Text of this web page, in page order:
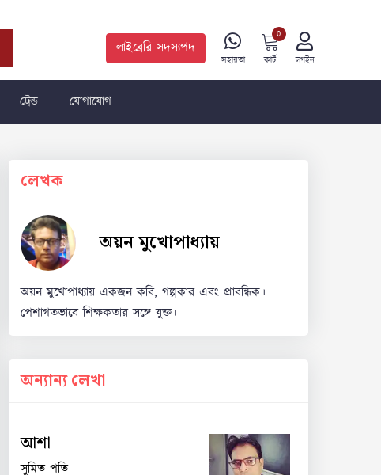
লাইব্রেরি সদস্যপদ
সহায়তা কার্ট
0
লগইন
ট্রেন্ড যোগাযোগ
লেখক
অয়ন মুখোপাধ্যায়
অয়ন মুখোপাধ্যায় একজন কবি, গল্পকার এবং প্রাবন্ধিক।
পেশাগতভাবে শিক্ষকতার সঙ্গে যুক্ত।
অন্যান্য লেখা
আশা
সুমিত পতি